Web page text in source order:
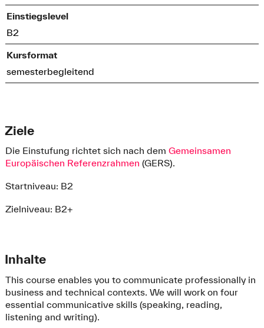
Einstiegslevel
B2
Kursformat
semesterbegleitend
Ziele
Die Einstufung richtet sich nach dem Gemeinsamen
Europäischen Referenzrahmen (GERS).
Startniveau: B2
Zielniveau: B2+
Inhalte
This course enables you to communicate professionally in
business and technical contexts. We will work on four
essential communicative skills (speaking, reading,
listening and writing).